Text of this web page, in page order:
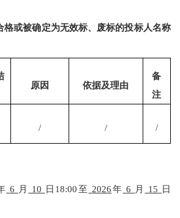
格或被确定为无效标、废标的投标人名称
原因 依据及理由
备
注
/ / /
6 月 10 日 18:00至 2026年 6 月 15 日